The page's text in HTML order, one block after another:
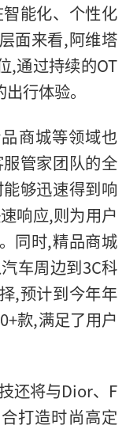
能化、个性化
面来看,阿维塔
,通过持续的OT
行体验。
商城等领域也
管家团队的全
够迅速得到响
响应,则为用户
同时,精品商城
车周边到3C科
,预计到今年年
款,满足了用户
还将与Dior、F
打造时尚高定